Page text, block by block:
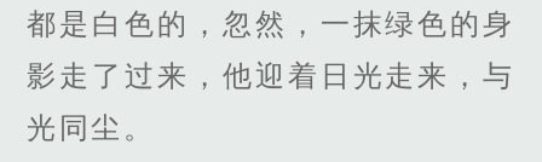
都是白色的，忽然，一抹绿色的身
影走了过来，他迎着日光走来，与
光同尘。